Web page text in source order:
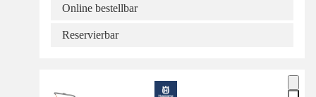
Online bestellbar
Reservierbar